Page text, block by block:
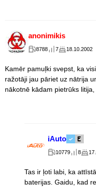
anonimikis
8788 7 18.10.2002
Kamēr pamuļki svepst, ka
ražotāji jau pāriet uz nātrija
nākotnē kādam pietrūks
iAuto
10779 8
Tas ir ļoti labi, ka
baterijas. Gaidu, kad